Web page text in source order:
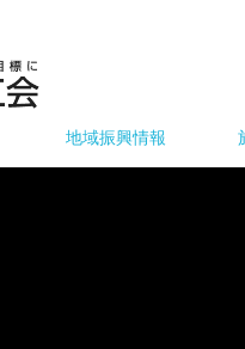
地域振興情報